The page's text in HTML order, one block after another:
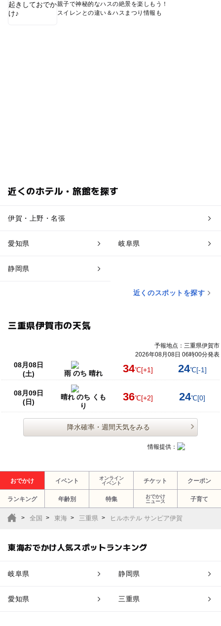
親子で神秘的なハスの絶景を楽しもう！
スイレンとの違い＆ハスまつり情報も
近くのホテル・旅館を探す
伊賀・上野・名張
愛知県 岐阜県
静岡県
近くのスポットを探す
三重県伊賀市の天気
予報地点：三重県伊賀市
2026年08月08日 06時00分発表
08月08日
(土)
雨 のち 晴れ 34℃[+1] 24℃[-1]
08月09日
(日)
晴れ のち くも
り
36℃[+2] 24℃[0]
降水確率・週間天気をみる
情報提供：
おでかけ イベント
オンライン
イベント
チケット クーポン
ランキング 年齢別 特集
おでかけ
ニュース
子育て
全国 東海 三重県 ヒルホテル サンピア伊賀
東海おでかけ人気スポットランキング
岐阜県 静岡県
愛知県 三重県